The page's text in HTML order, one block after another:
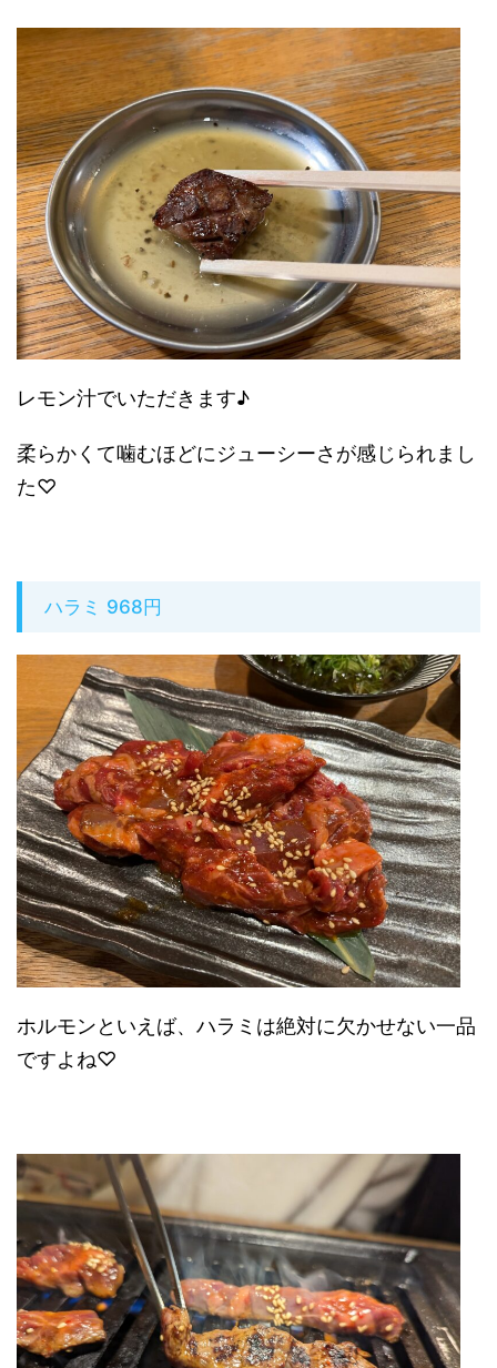
レモン汁でいただきます♪
柔らかくて噛むほどにジューシーさが感じられまし
た♡
ハラミ 968円
ホルモンといえば、ハラミは絶対に欠かせない一品
ですよね♡